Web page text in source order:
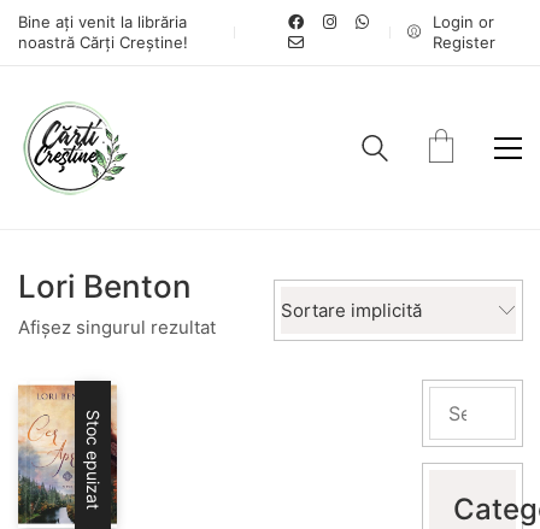
Bine ați venit la librăria
noastră Cărți Creștine!
Login or
Register
Lori Benton
Afișez singurul rezultat
Sortare implicită
Stoc epuizat